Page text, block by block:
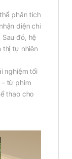
phân tích
diện chi
đó, hệ
thị tự nhiên
nghiệm tối
từ phim
thao cho